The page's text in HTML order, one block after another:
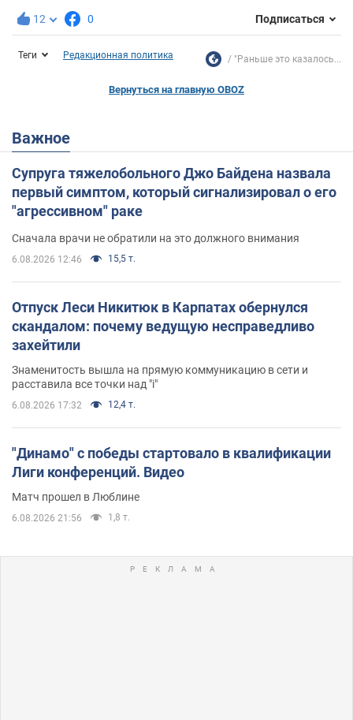
12 0 Подписаться
Теги Редакционная политика "Раньше это казалось...
Вернуться на главную OBOZ
Важное
Супруга тяжелобольного Джо Байдена назвала
первый симптом, который сигнализировал о его
"агрессивном" раке
Сначала врачи не обратили на это должного внимания
6.08.2026 12:46 15,5 т.
Отпуск Леси Никитюк в Карпатах обернулся
скандалом: почему ведущую несправедливо
захейтили
Знаменитость вышла на прямую коммуникацию в сети и
расставила все точки над "i"
6.08.2026 17:32 12,4 т.
"Динамо" с победы стартовало в квалификации
Лиги конференций. Видео
Матч прошел в Люблине
6.08.2026 21:56 1,8 т.